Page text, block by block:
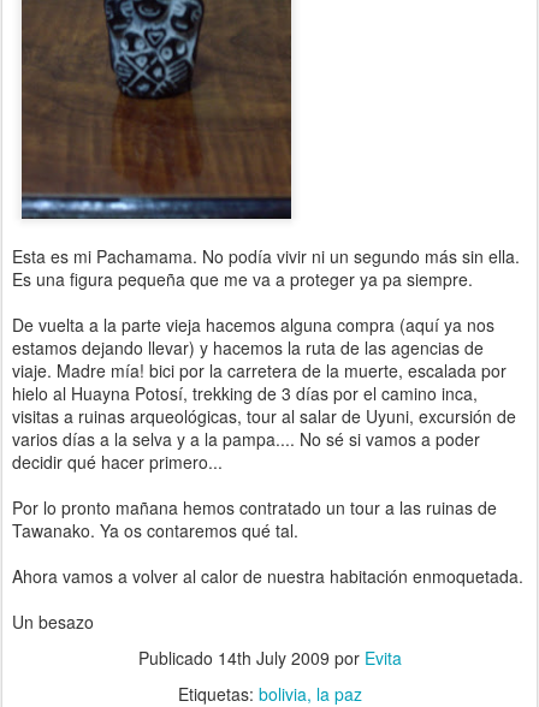
Esta es mi Pachamama. No podía vivir ni un segundo más sin ella.
Es una figura pequeña que me va a proteger ya pa siempre.
De vuelta a la parte vieja hacemos alguna compra (aquí ya nos
estamos dejando llevar) y hacemos la ruta de las agencias de
viaje. Madre mía! bici por la carretera de la muerte, escalada por
hielo al Huayna Potosí, trekking de 3 días por el camino inca,
visitas a ruinas arqueológicas, tour al salar de Uyuni, excursión de
varios días a la selva y a la pampa.... No sé si vamos a poder
decidir qué hacer primero...
Por lo pronto mañana hemos contratado un tour a las ruinas de
Tawanako. Ya os contaremos qué tal.
Ahora vamos a volver al calor de nuestra habitación enmoquetada.
Un besazo
Publicado 14th July 2009 por Evita
Etiquetas: bolivia la paz